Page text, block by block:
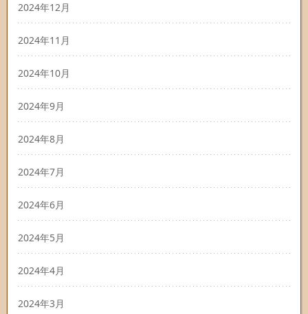
2024年12月
2024年11月
2024年10月
2024年9月
2024年8月
2024年7月
2024年6月
2024年5月
2024年4月
2024年3月